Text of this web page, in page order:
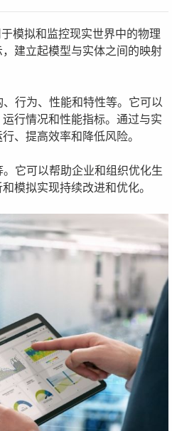
模拟和监控现实世界中的物理
建立起模型与实体之间的映射
行为、性能和特性等。它可以
行情况和性能指标。通过与实
、提高效率和降低风险。
它可以帮助企业和组织优化生
模拟实现持续改进和优化。